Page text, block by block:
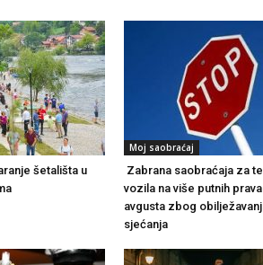
šetališta u
Moj saobraćaj
Zabrana saobraćaja za
vozila na više putnih
avgusta zbog
sjećanja